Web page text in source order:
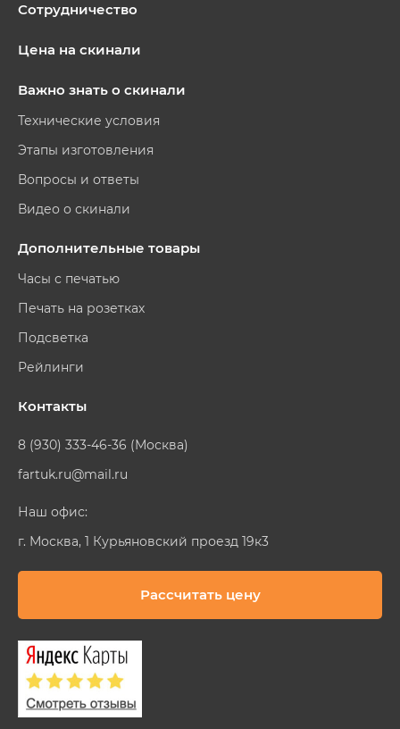
Сотрудничество
Цена на скинали
Важно знать о скинали
Технические условия
Этапы изготовления
Вопросы и ответы
Видео о скинали
Дополнительные товары
Часы с печатью
Печать на розетках
Подсветка
Рейлинги
Контакты
8 (930) 333-46-36 (Москва)
fartuk.ru@mail.ru
Наш офис:
г. Москва, 1 Курьяновский проезд 19к3
Рассчитать цену